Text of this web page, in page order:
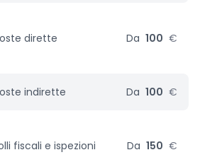
dirette Da 100 €
indirette Da 100 €
fiscali e ispezioni Da 150 €